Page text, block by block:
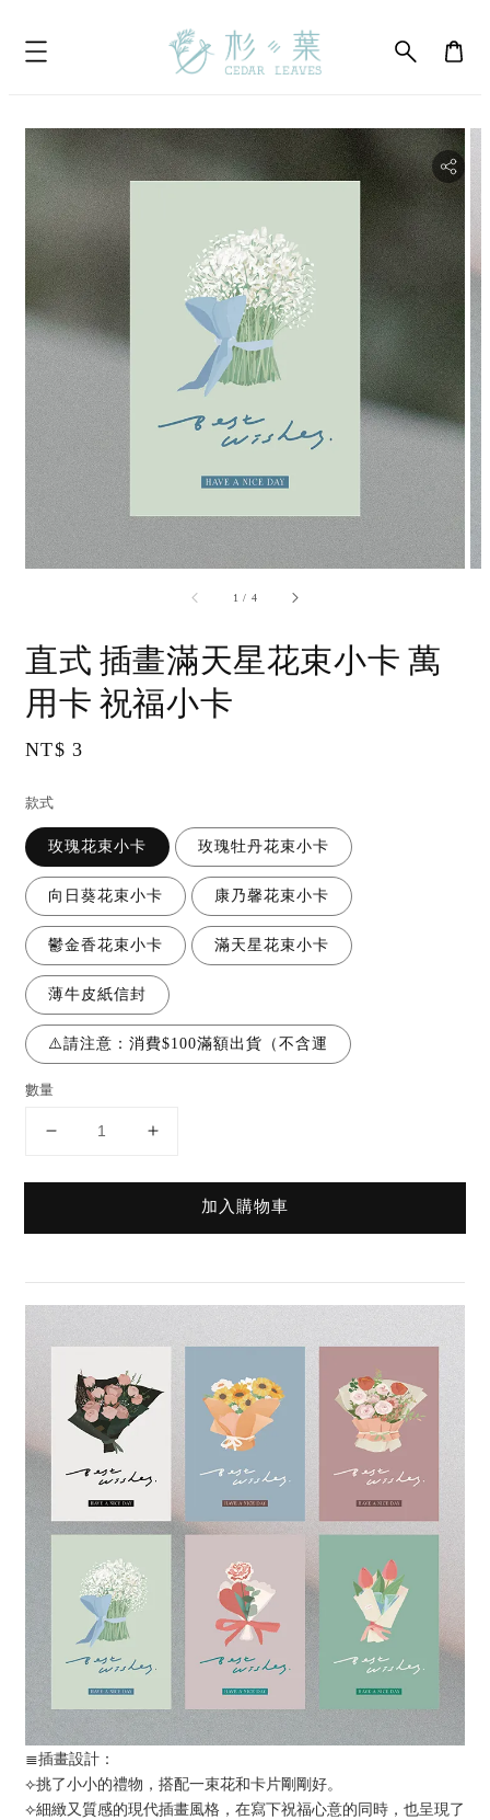
1 / accessibility.of
4
直式 插畫滿天星花束小卡 萬
用卡 祝福小卡
Regular
NT$ 3
款式
玫瑰花束小卡 玫瑰牡丹花束小卡
向日葵花束小卡 康乃馨花束小卡
鬱金香花束小卡 滿天星花束小卡
薄牛皮紙信封
⚠️請注意：消費$100滿額出貨（不含運
數量
加入購物車
≣插畫設計：
⟣挑了小小的禮物，搭配一束花和卡片剛剛好。
⟣細緻又質感的現代插畫風格，在寫下祝福心意的同時，也呈現了